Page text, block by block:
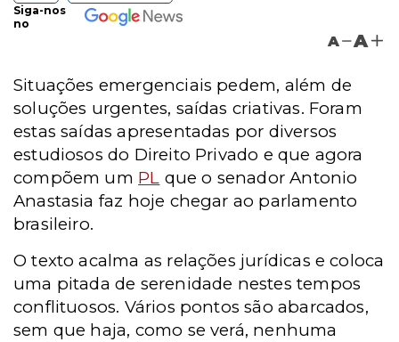
Siga-nos
no
A A
Situações emergenciais pedem, além de
soluções urgentes, saídas criativas. Foram
estas saídas apresentadas por diversos
estudiosos do Direito Privado e que agora
compõem um PL que o senador Antonio
Anastasia faz hoje chegar ao parlamento
brasileiro.
O texto acalma as relações jurídicas e coloca
uma pitada de serenidade nestes tempos
conflituosos. Vários pontos são abarcados,
sem que haja, como se verá, nenhuma